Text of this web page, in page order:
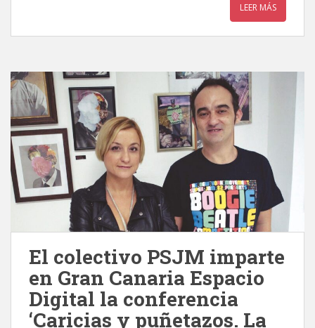
LEER MÁS
El colectivo PSJM imparte
en Gran Canaria Espacio
Digital la conferencia
‘Caricias y puñetazos. La